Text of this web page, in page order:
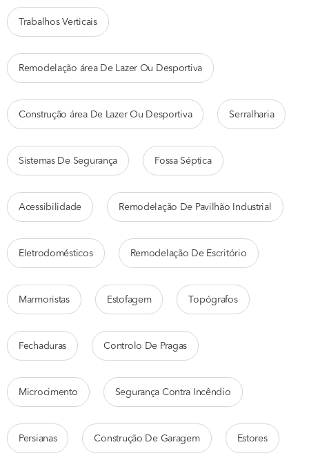
Trabalhos Verticais
Remodelação área De Lazer Ou Desportiva
Construção área De Lazer Ou Desportiva Serralharia
Sistemas De Segurança Fossa Séptica
Acessibilidade Remodelação De Pavilhão Industrial
Eletrodomésticos Remodelação De Escritório
Marmoristas Estofagem Topógrafos
Fechaduras Controlo De Pragas
Microcimento Segurança Contra Incêndio
Persianas Construção De Garagem Estores